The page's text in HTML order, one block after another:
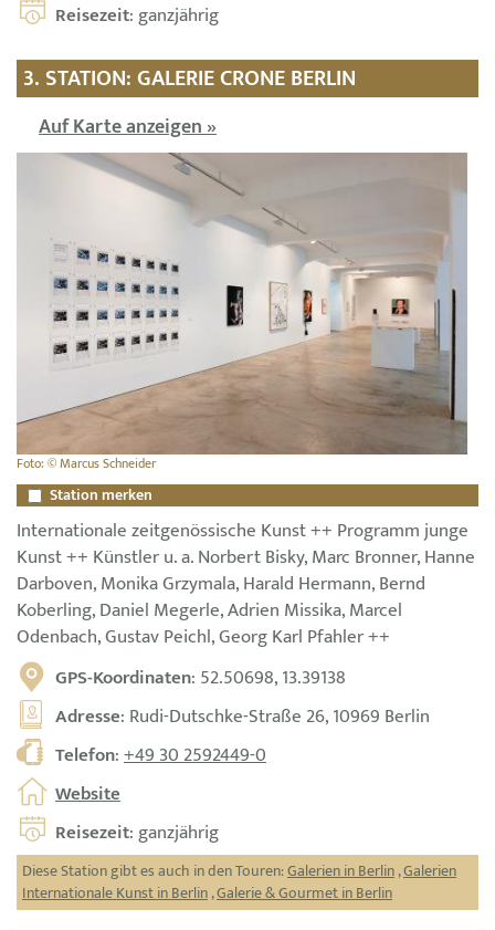
Reisezeit: ganzjährig
3. STATION: GALERIE CRONE BERLIN
Auf Karte anzeigen »
Foto: © Marcus Schneider
Station merken
Internationale zeitgenössische Kunst ++ Programm junge
Kunst ++ Künstler u. a. Norbert Bisky, Marc Bronner, Hanne
Darboven, Monika Grzymala, Harald Hermann, Bernd
Koberling, Daniel Megerle, Adrien Missika, Marcel
Odenbach, Gustav Peichl, Georg Karl Pfahler ++
GPS-Koordinaten: 52.50698, 13.39138
Adresse: Rudi-Dutschke-Straße 26, 10969 Berlin
Telefon:+49 30 2592449-0
Website
Reisezeit: ganzjährig
Diese Station gibt es auch in den Touren:Galerien in Berlin,Galerien
Internationale Kunst in Berlin,Galerie & Gourmet in Berlin